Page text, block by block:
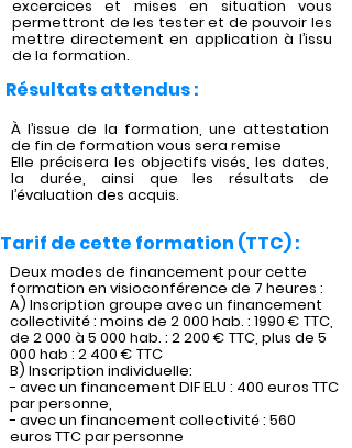
excercices et mises en situation vous
permettront de les tester et de pouvoir les
mettre directement en application à l’issu
de la formation.
Résultats attendus :
À l’issue de la formation, une attestation
de fin de formation vous sera remise
Elle précisera les objectifs visés, les dates,
la durée, ainsi que les résultats de
l’évaluation des acquis.
Tarif de cette formation (TTC) :
Deux modes de financement pour cette
formation en visioconférence de 7 heures :
A) Inscription groupe avec un financement
collectivité : moins de 2 000 hab. : 1990 € TTC,
de 2 000 à 5 000 hab. : 2 200 € TTC, plus de 5
000 hab : 2 400 € TTC
B) Inscription individuelle:
- avec un financement DIF ELU : 400 euros TTC
par personne,
- avec un financement collectivité : 560
euros TTC par personne